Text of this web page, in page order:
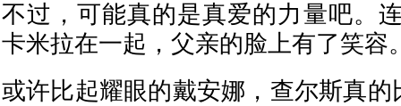
不过，可能真的是真爱的力量吧。
卡米拉在一起，父亲的脸上有了笑容
或许比起耀眼的戴安娜，查尔斯真的